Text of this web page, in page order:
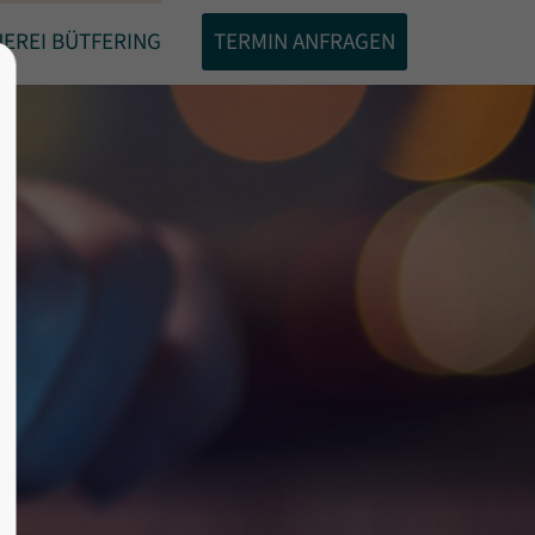
About us
Lorem ipsum dolor sit amet,
consectetuer adipiscing elit.
Aenean commodo ligula eget dolor.
Aenean massa. Cum sociis natoque
montes, nascetur ridiculus mus.
Donec quam felis, ultricies nec.
BÜTFERING TERMIN ANFRAGEN